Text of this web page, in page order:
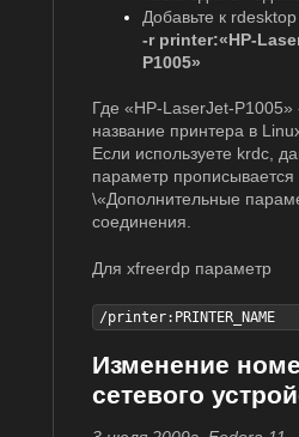
Добавьте к
-r printer:«HP-
P1005»
Где «HP-LaserJet-P1005»
название принтера в
Если используете krdc,
параметр прописывается
\«Дополнительные
соединения.
Для xfreerdp параметр
/printer:PRINTER_NAME
Изменение
сетевого